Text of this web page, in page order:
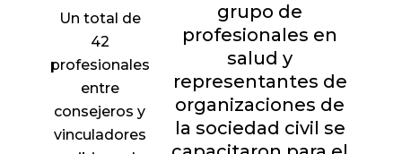
Un total de
42
profesionales
entre
consejeros y
vinculadores
grupo de
profesionales en
salud y
representantes de
organizaciones de
la sociedad civil se